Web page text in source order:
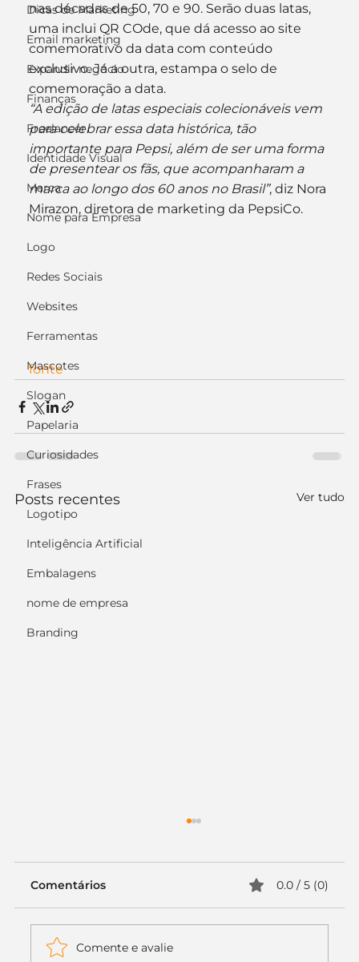
Dicas de Marketing
Email marketing
Expandir negócio
Finanças
Freelancer
Identidade Visual
Marca
Nome para Empresa
Logo
Redes Sociais
Websites
Ferramentas
Mascotes
Slogan
Papelaria
Curiosidades
Frases
Logotipo
Inteligência Artificial
Embalagens
nome de empresa
Branding
nas décadas de 50, 70 e 90. Serão duas latas,
uma inclui QR COde, que dá acesso ao site
comemorativo da data com conteúdo
exclusivo. Já a outra, estampa o selo de
comemoração a data.
“A edição de latas especiais colecionáveis vem
para celebrar essa data histórica, tão
importante para Pepsi, além de ser uma forma
de presentear os fãs, que acompanharam a
marca ao longo dos 60 anos no Brasil”, diz Nora
Mirazon, diretora de marketing da PepsiCo.
fonte
Posts recentes Ver tudo
Comentários 0.0 / 5 (0)
Comente e avalie